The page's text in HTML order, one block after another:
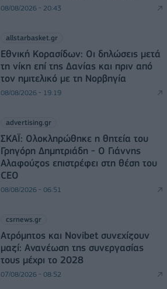
08/08/2026 - 20:43
allstarbasket.gr
Εθνική Κορασίδων: Οι δηλώσεις μετά
τη νίκη επί της Δανίας και πριν από
τον ημιτελικό με τη Νορβηγία
08/08/2026 - 19:19
advertising.gr
ΣΚΑΪ: Ολοκληρώθηκε η θητεία του
Γρηγόρη Δημητριάδη - Ο Γιάννης
Αλαφούζος επιστρέφει στη θέση του
CEO
08/08/2026 - 06:51
csrnews.gr
Ατρόμητος και Novibet συνεχίζουν
μαζί: Ανανέωση της συνεργασίας
τους μέχρι το 2028
07/08/2026 - 08:52